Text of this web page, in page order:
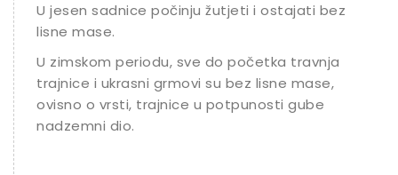
U jesen sadnice počinju žutjeti i ostajati bez
lisne mase.
U zimskom periodu, sve do početka travnja
trajnice i ukrasni grmovi su bez lisne mase,
ovisno o vrsti, trajnice u potpunosti gube
nadzemni dio.